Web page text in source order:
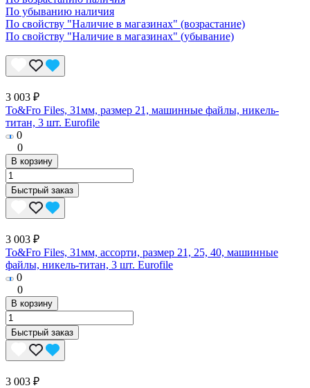
По убыванию наличия
По свойству "Наличие в магазинах" (возрастание)
По свойству "Наличие в магазинах" (убывание)
3 003 ₽
To&Fro Files, 31мм, размер 21, машинные файлы, никель-
титан, 3 шт. Eurofile
0
0
В корзину
Быстрый заказ
3 003 ₽
To&Fro Files, 31мм, ассорти, размер 21, 25, 40, машинные
файлы, никель-титан, 3 шт. Eurofile
0
0
В корзину
Быстрый заказ
3 003 ₽